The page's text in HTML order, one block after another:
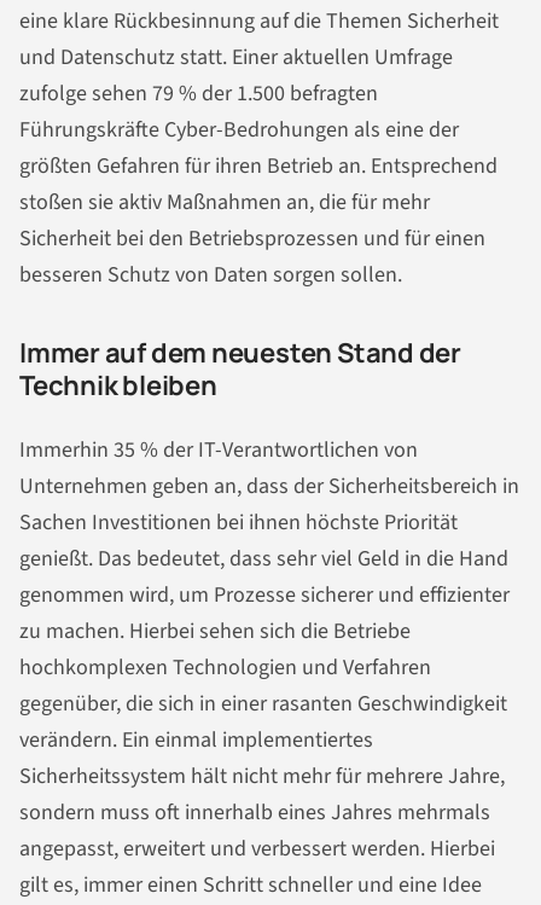
eine klare Rückbesinnung auf die Themen Sicherheit
und Datenschutz statt. Einer aktuellen Umfrage
zufolge sehen 79 % der 1.500 befragten
Führungskräfte Cyber-Bedrohungen als eine der
größten Gefahren für ihren Betrieb an. Entsprechend
stoßen sie aktiv Maßnahmen an, die für mehr
Sicherheit bei den Betriebsprozessen und für einen
besseren Schutz von Daten sorgen sollen.
Immer auf dem neuesten Stand der
Technik bleiben
Immerhin 35 % der IT-Verantwortlichen von
Unternehmen geben an, dass der Sicherheitsbereich in
Sachen Investitionen bei ihnen höchste Priorität
genießt. Das bedeutet, dass sehr viel Geld in die Hand
genommen wird, um Prozesse sicherer und effizienter
zu machen. Hierbei sehen sich die Betriebe
hochkomplexen Technologien und Verfahren
gegenüber, die sich in einer rasanten Geschwindigkeit
verändern. Ein einmal implementiertes
Sicherheitssystem hält nicht mehr für mehrere Jahre,
sondern muss oft innerhalb eines Jahres mehrmals
angepasst, erweitert und verbessert werden. Hierbei
gilt es, immer einen Schritt schneller und eine Idee